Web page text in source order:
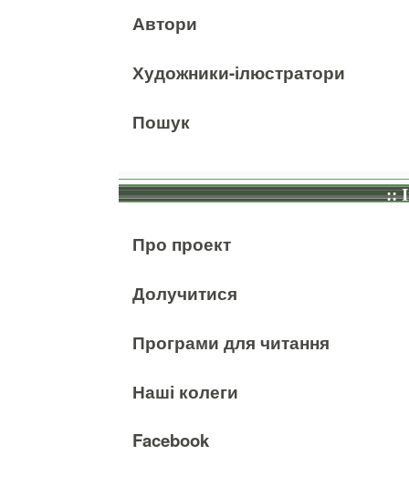
Автори
Художники-ілюстратори
Пошук
::
Про проект
Долучитися
Програми для читання
Наші колеги
Facebook